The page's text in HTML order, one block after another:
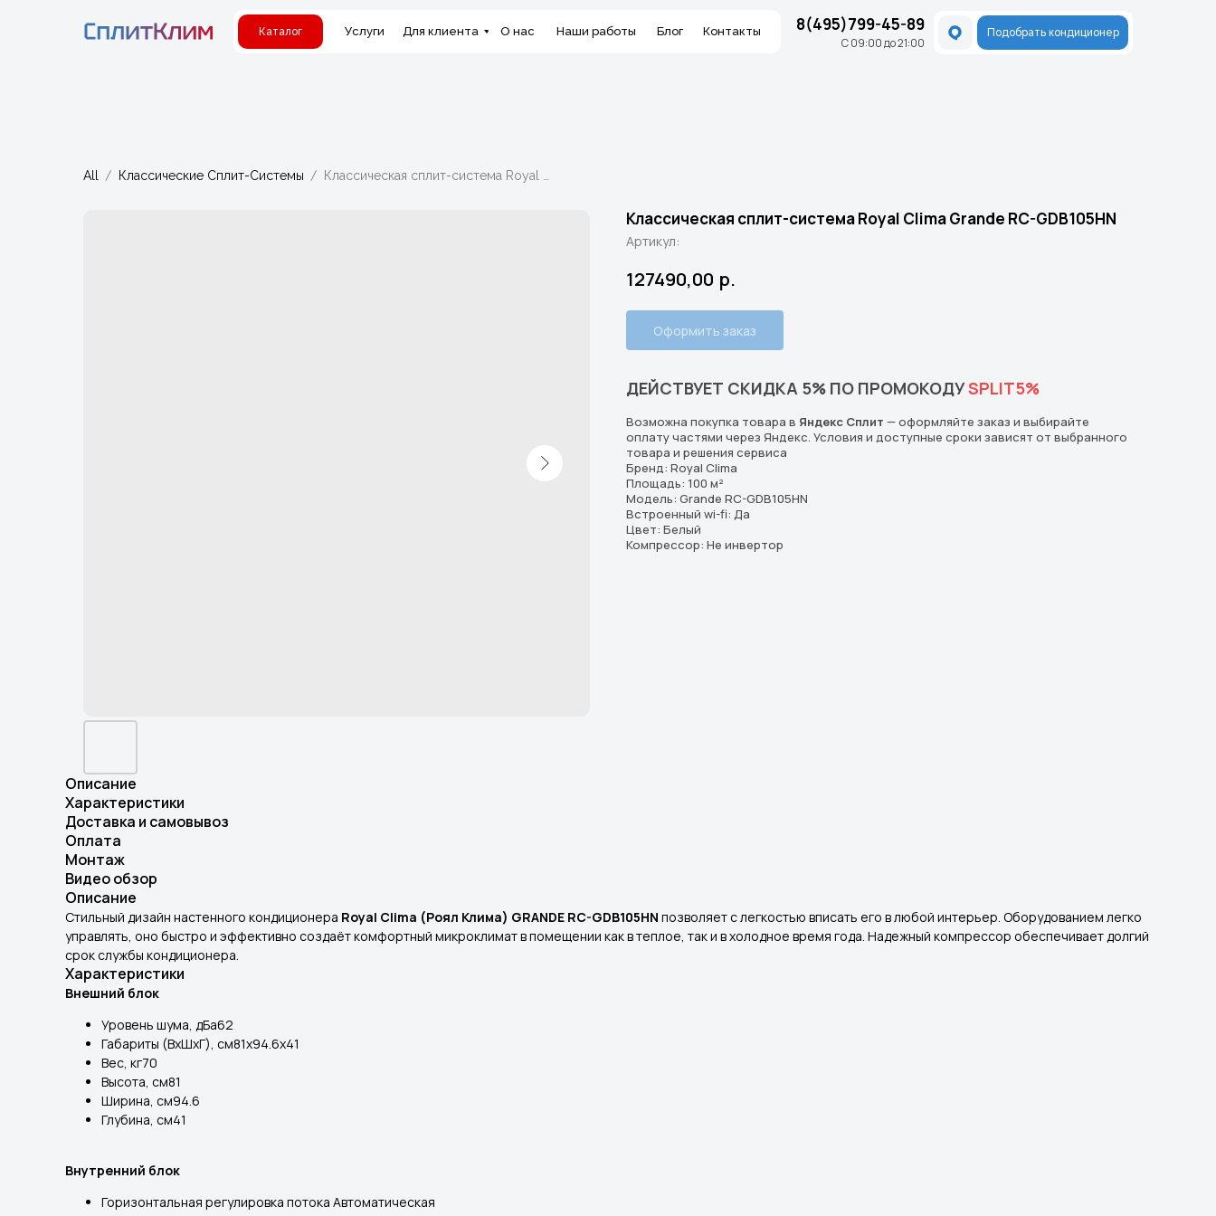
Услуги Для клиента О нас Наши работы Блог Контакты
Каталог Подобрать кондиционер
8(495)799-45-89
С 09:00 до 21:00
All Классические Сплит-Системы
Классическая сплит-система Royal Clima Grande RC-GDB105HN
Артикул:
127490,00 р.
Оформить заказ
ДЕЙСТВУЕТ СКИДКА 5% ПО ПРОМОКОДУSPLIT5%
Возможна покупка товара в Яндекс Сплит — оформляйте заказ и выбирайте
оплату частями через Яндекс. Условия и доступные сроки зависят от выбранного
товара и решения сервиса
Бренд: Royal Clima
Площадь: 100 м²
Модель: Grande RC-GDB105HN
Встроенный wi-fi: Да
Цвет: Белый
Компрессор: Не инвертор
Описание
Характеристики
Доставка и самовывоз
Оплата
Монтаж
Видео обзор
Описание
Стильный дизайн настенного кондиционера Royal Clima (Роял Клима) GRANDE RC-GDB105HN позволяет с легкостью вписать его в любой интерьер. Оборудованием легко
управлять, оно быстро и эффективно создаёт комфортный микроклимат в помещении как в теплое, так и в холодное время года. Надежный компрессор обеспечивает долгий
срок службы кондиционера.
Характеристики
Внешний блок
Уровень шума, дБа62
Габариты (ВхШхГ), см81x94.6x41
Вес, кг70
Высота, см81
Ширина, см94.6
Глубина, см41
Внутренний блок
Горизонтальная регулировка потока Автоматическая